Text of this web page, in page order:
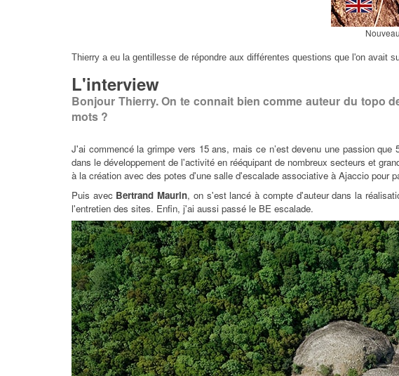
Thierry a eu la gentillesse de répondre aux différentes questions que l'on avait
L'interview
Bonjour Thierry. On te connait bien comme auteur du topo
mots ?
J'ai commencé la grimpe vers 15 ans, mais ce n’est devenu une passion
dans le développement de l'activité en rééquipant de nombreux secteurs et
à la création avec des potes d'une salle d'escalade associative à Ajaccio pour
Puis avec Bertrand Maurin, on s'est lancé à compte d'auteur dans la
l'entretien des sites. Enfin, j'ai aussi passé le BE escalade.